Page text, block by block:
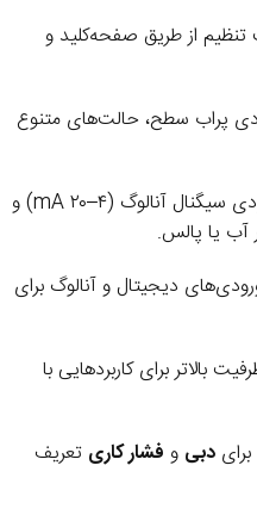
از طریق صفحه‌کلید و
پراب سطح، حالت‌های متنوع
: مدل پیشرفته با ورودی سیگنال آنالوگ (۴–۲۰ mA) و
آب یا پالس.
دیجیتال و آنالوگ برای
بالاتر برای کاربردهایی با
دبی و فشار کاری تعریف